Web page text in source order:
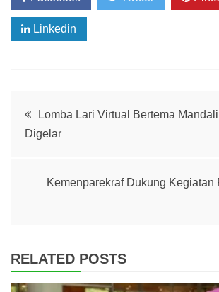
Linkedin
Post
navigation
Lomba Lari Virtual Bertema
Digelar
Kemenparekraf Dukung Kegiatan
RELATED POSTS